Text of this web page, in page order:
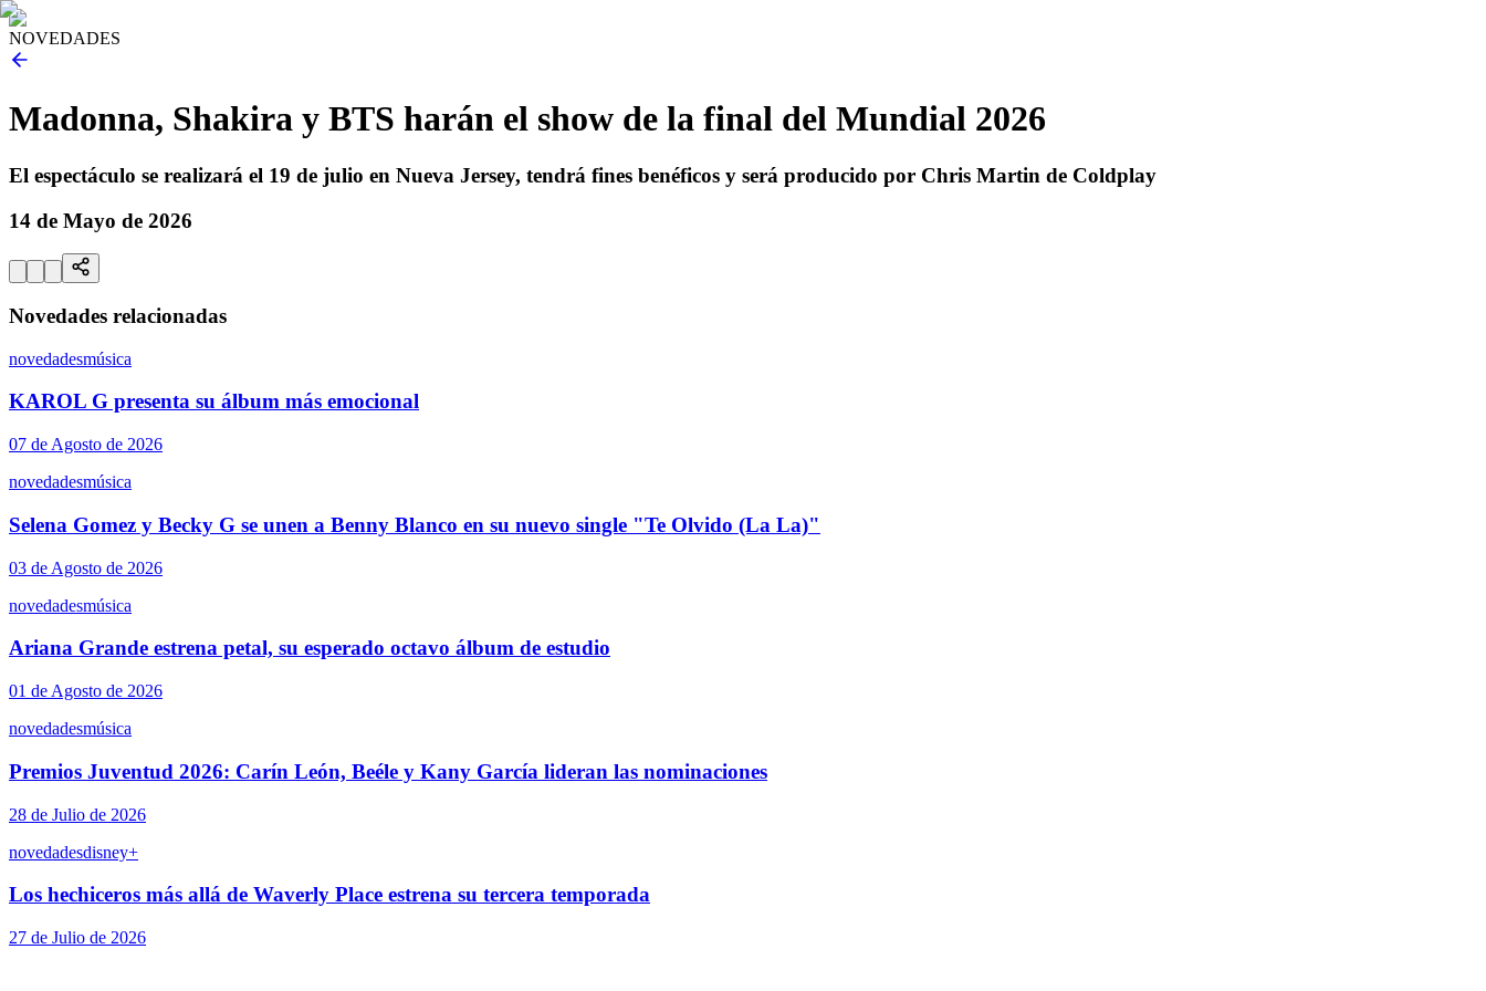
NOVEDADES
Madonna, Shakira y BTS harán el show de la final del Mundial 2026
El espectáculo se realizará el 19 de julio en Nueva Jersey, tendrá fines benéficos y será producido por Chris Martin de Coldplay
14 de Mayo de 2026
Novedades relacionadas
novedadesmúsica
KAROL G presenta su álbum más emocional
07 de Agosto de 2026
novedadesmúsica
Selena Gomez y Becky G se unen a Benny Blanco en su nuevo single "Te Olvido (La La)"
03 de Agosto de 2026
novedadesmúsica
Ariana Grande estrena petal, su esperado octavo álbum de estudio
01 de Agosto de 2026
novedadesmúsica
Premios Juventud 2026: Carín León, Beéle y Kany García lideran las nominaciones
28 de Julio de 2026
novedadesdisney+
Los hechiceros más allá de Waverly Place estrena su tercera temporada
27 de Julio de 2026